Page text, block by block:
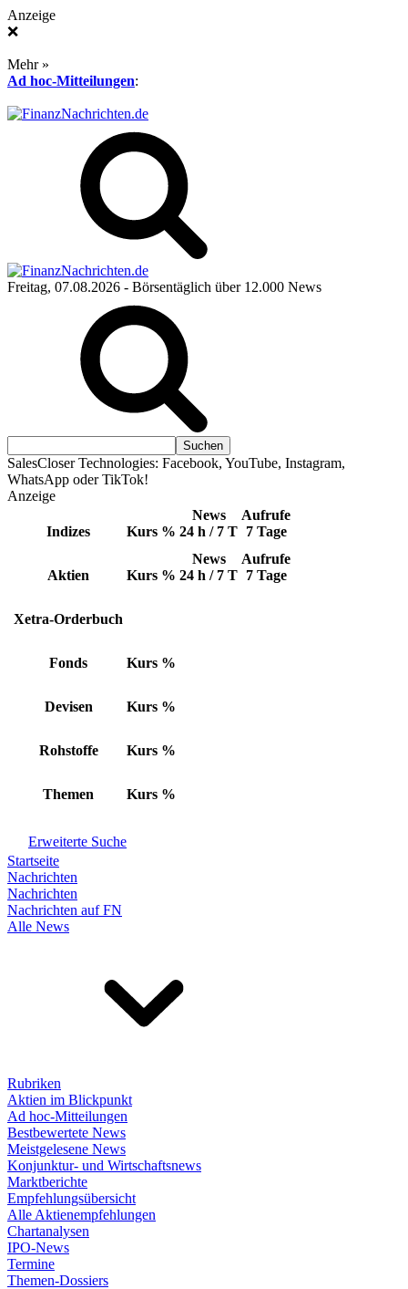
Anzeige
❌
Mehr »
Ad hoc-Mitteilungen:
Freitag, 07.08.2026 - Börsentäglich über 12.000 News
SalesCloser Technologies: Facebook, YouTube, Instagram,
WhatsApp oder TikTok!
Anzeige
Indizes Kurs %
News
24 h / 7 T
Aufrufe
7 Tage
Aktien Kurs %
News
24 h / 7 T
Aufrufe
7 Tage
Xetra-Orderbuch
Fonds Kurs %
Devisen Kurs %
Rohstoffe Kurs %
Themen Kurs %
Erweiterte Suche
Startseite
Nachrichten
Nachrichten
Nachrichten auf FN
Alle News
Rubriken
Aktien im Blickpunkt
Ad hoc-Mitteilungen
Bestbewertete News
Meistgelesene News
Konjunktur- und Wirtschaftsnews
Marktberichte
Empfehlungsübersicht
Alle Aktienempfehlungen
Chartanalysen
IPO-News
Termine
Themen-Dossiers